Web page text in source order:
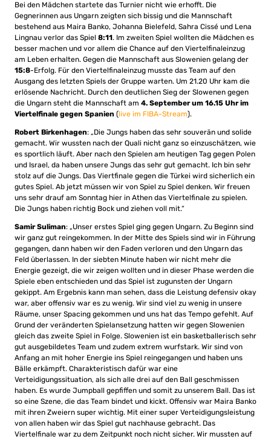
Bei den Mädchen startete das Turnier nicht wie erhofft. Die
Gegnerinnen aus Ungarn zeigten sich bissig und die Mannschaft
bestehend aus Maira Banko, Johanna Bielefeld, Sahra Cissé und Lena
Lingnau verlor das Spiel 8:11. Im zweiten Spiel wollten die Mädchen es
besser machen und vor allem die Chance auf den Viertelfinaleinzug
am Leben erhalten. Gegen die Mannschaft aus Slowenien gelang der
15:8-Erfolg. Für den Viertelfinaleinzug musste das Team auf den
Ausgang des letzten Spiels der Gruppe warten. Um 21.20 Uhr kam die
erlösende Nachricht. Durch den deutlichen Sieg der Slowenen gegen
die Ungarn steht die Mannschaft am 4. September um 16.15 Uhr im
Viertelfinale gegen Spanien (live im FIBA-Stream).
Robert Birkenhagen: „Die Jungs haben das sehr souverän und solide
gemacht. Wir wussten nach der Quali nicht ganz so einzuschätzen, wie
es sportlich läuft. Aber nach den Spielen am heutigen Tag gegen Polen
und Israel, da haben unsere Jungs das sehr gut gemacht. Ich bin sehr
stolz auf die Jungs. Das Viertfinale gegen die Türkei wird sicherlich ein
gutes Spiel. Ab jetzt müssen wir von Spiel zu Spiel denken. Wir freuen
uns sehr drauf am Sonntag hier in Athen das Viertelfinale zu spielen.
Die Jungs haben richtig Bock und ziehen voll mit.“
Samir Suliman: „Unser erstes Spiel ging gegen Ungarn. Zu Beginn sind
wir ganz gut reingekommen. In der Mitte des Spiels sind wir in Führung
gegangen, dann haben wir den Faden verloren und den Ungarn das
Feld überlassen. In der siebten Minute haben wir nicht mehr die
Energie gezeigt, die wir zeigen wollten und in dieser Phase werden die
Spiele eben entschieden und das Spiel ist zugunsten der Ungarn
gekippt. Am Ergebnis kann man sehen, dass die Leistung defensiv okay
war, aber offensiv war es zu wenig. Wir sind viel zu wenig in unsere
Räume, unser Spacing gekommen und uns hat das Tempo gefehlt. Auf
Grund der veränderten Spielansetzung hatten wir gegen Slowenien
gleich das zweite Spiel in Folge. Slowenien ist ein basketballerisch sehr
gut ausgebildetes Team und zudem extrem wurfstark. Wir sind von
Anfang an mit hoher Energie ins Spiel reingegangen und haben uns
Bälle erkämpft. Charakteristisch dafür war eine
Verteidigungssituation, als sich alle drei auf den Ball geschmissen
haben. Es wurde Jumpball gepfiffen und somit zu unserem Ball. Das ist
so eine Szene, die das Team bindet und kickt. Offensiv war Maira Banko
mit ihren Zweiern super wichtig. Mit einer super Verteidigungsleistung
von allen haben wir das Spiel gut nachhause gebracht. Das
Viertelfinale war zu dem Zeitpunkt noch nicht sicher. Wir mussten auf